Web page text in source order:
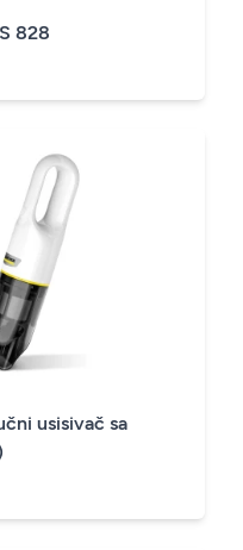
828
usisivač sa